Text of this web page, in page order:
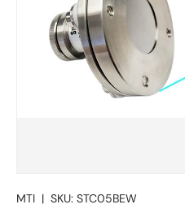
MTI | SKU: STC05BEW